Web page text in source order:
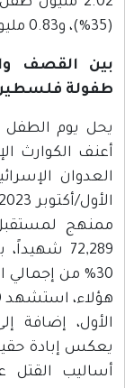
(35%)، و0.83 مليون في قطاع غزة (39%).
بين القصف
طفولة
يحل يوم
أعنف الكوارث
ممنهج
يعكس إبادة
أساليب